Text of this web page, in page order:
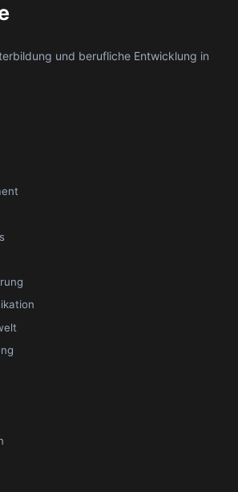
und berufliche Entwicklung in